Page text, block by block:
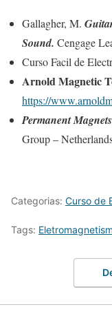
Gallagher, M.
Sound. Cengage
Curso Facil de
Arnold Magnetic
https://
Permanent
Group –
Categorias: Curso de
Tags: